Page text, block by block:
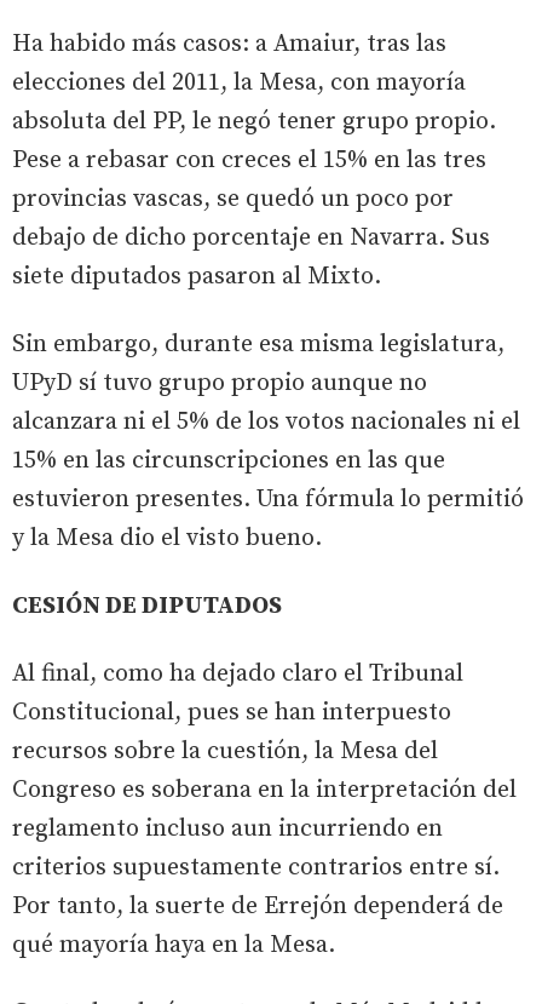
Ha habido más casos: a Amaiur, tras las
elecciones del 2011, la Mesa, con mayoría
absoluta del PP, le negó tener grupo propio.
Pese a rebasar con creces el 15% en las tres
provincias vascas, se quedó un poco por
debajo de dicho porcentaje en Navarra. Sus
siete diputados pasaron al Mixto.
Sin embargo, durante esa misma legislatura,
UPyD sí tuvo grupo propio aunque no
alcanzara ni el 5% de los votos nacionales ni el
15% en las circunscripciones en las que
estuvieron presentes. Una fórmula lo permitió
y la Mesa dio el visto bueno.
CESIÓN DE DIPUTADOS
Al final, como ha dejado claro el Tribunal
Constitucional, pues se han interpuesto
recursos sobre la cuestión, la Mesa del
Congreso es soberana en la interpretación del
reglamento incluso aun incurriendo en
criterios supuestamente contrarios entre sí.
Por tanto, la suerte de Errejón dependerá de
qué mayoría haya en la Mesa.